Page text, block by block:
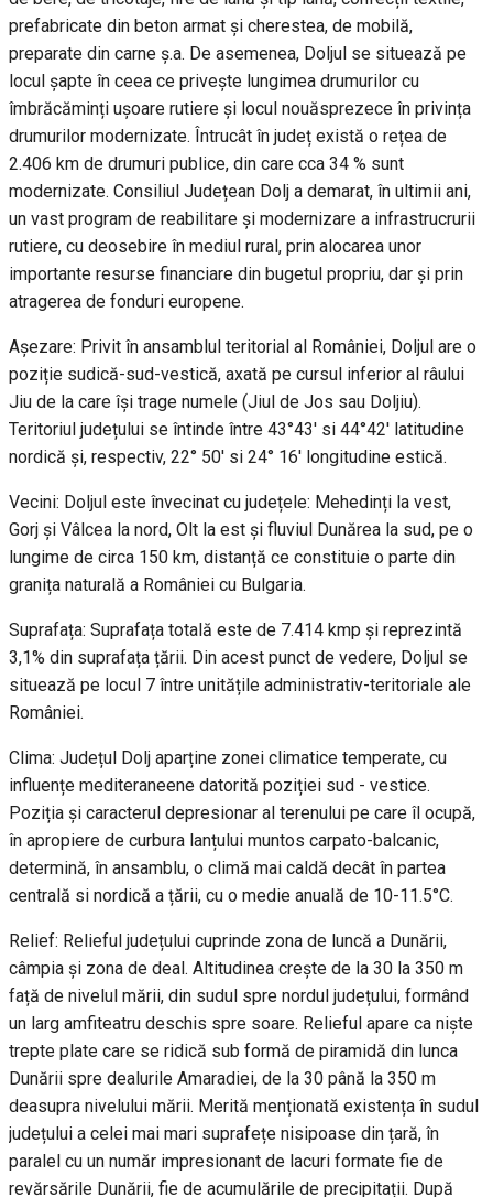
prefabricate din beton armat și cherestea, de mobilă,
preparate din carne ș.a. De asemenea, Doljul se situează pe
locul șapte în ceea ce privește lungimea drumurilor cu
îmbrăcăminți ușoare rutiere și locul nouăsprezece în privința
drumurilor modernizate. Întrucât în județ există o rețea de
2.406 km de drumuri publice, din care cca 34 % sunt
modernizate. Consiliul Județean Dolj a demarat, în ultimii ani,
un vast program de reabilitare și modernizare a infrastrucrurii
rutiere, cu deosebire în mediul rural, prin alocarea unor
importante resurse financiare din bugetul propriu, dar și prin
atragerea de fonduri europene.
Așezare: Privit în ansamblul teritorial al României, Doljul are o
poziție sudică-sud-vestică, axată pe cursul inferior al râului
Jiu de la care își trage numele (Jiul de Jos sau Doljiu).
Teritoriul județului se întinde între 43°43' si 44°42' latitudine
nordică și, respectiv, 22° 50' si 24° 16' longitudine estică.
Vecini: Doljul este învecinat cu județele: Mehedinți la vest,
Gorj și Vâlcea la nord, Olt la est și fluviul Dunărea la sud, pe o
lungime de circa 150 km, distanță ce constituie o parte din
granița naturală a României cu Bulgaria.
Suprafața: Suprafața totală este de 7.414 kmp și reprezintă
3,1% din suprafața țării. Din acest punct de vedere, Doljul se
situează pe locul 7 între unitățile administrativ-teritoriale ale
României.
Clima: Județul Dolj aparține zonei climatice temperate, cu
influențe mediteraneene datorită poziției sud - vestice.
Poziția și caracterul depresionar al terenului pe care îl ocupă,
în apropiere de curbura lanțului muntos carpato-balcanic,
determină, în ansamblu, o climă mai caldă decât în partea
centrală si nordică a țării, cu o medie anuală de 10-11.5°C.
Relief: Relieful județului cuprinde zona de luncă a Dunării,
câmpia și zona de deal. Altitudinea crește de la 30 la 350 m
față de nivelul mării, din sudul spre nordul județului, formând
un larg amfiteatru deschis spre soare. Relieful apare ca niște
trepte plate care se ridică sub formă de piramidă din lunca
Dunării spre dealurile Amaradiei, de la 30 până la 350 m
deasupra nivelului mării. Merită menționată existența în sudul
județului a celei mai mari suprafețe nisipoase din țară, în
paralel cu un număr impresionant de lacuri formate fie de
revărsările Dunării, fie de acumulările de precipitații. După